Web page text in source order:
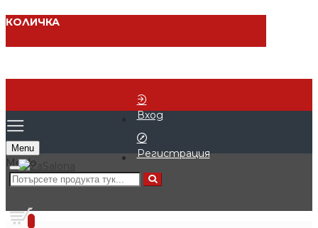
КОЛИЧКА
Вход
Регистрация
Menu
0